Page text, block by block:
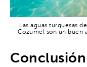
Las aguas turquesas
Cozumel son un buen
Conclusión